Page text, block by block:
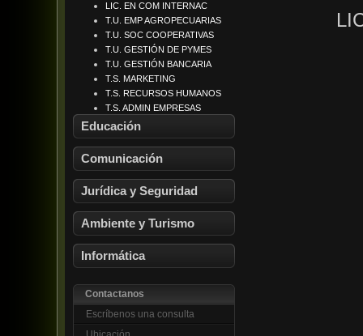
LIC. EN COM INTERNAC
T.U. EMP AGROPECUARIAS
T.U. SOC COOPERATIVAS
T.U. GESTIÓN DE PYMES
T.U. GESTIÓN BANCARIA
T.S. MARKETING
T.S. RECURSOS HUMANOS
T.S. ADMIN EMPRESAS
Educación
LIC. GTIÓN INST EDUCAT
LIC. EDUCACIÓN FÍSICA
LIC EDU CONTEX ENCIERR
LIC. PSICOPEDAGOGÍA
Comunicación
LIC. EN COMUN INSTITUC
LIC PERIODISMO Y N M
LIC. EN RELAC PÚBLICAS
LIC. PUBLICIDAD
Jurídica y Seguridad
ABOGACÍA
LIC. EN SEGURIDAD
LIC. GTIÓN SEGURIDAD
MARTILLERO CP Y CI
Ambiente y Turismo
LIC. GTIÓN AMBIENTAL
LIC. HIG Y SEG LABORAL
LIC GTIÓN TURISMO
T.S. TURISMO
Informática
T.S. DESARR SOFTWARE
Contactanos
Escríbenos una consulta